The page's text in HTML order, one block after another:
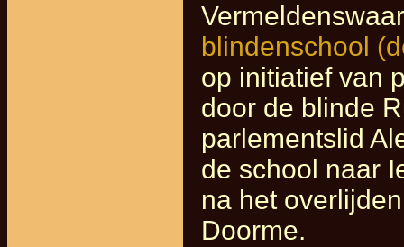
blindenschool
op initiatief van
door de blinde
parlementslid
de school naar
na het
Doorme.